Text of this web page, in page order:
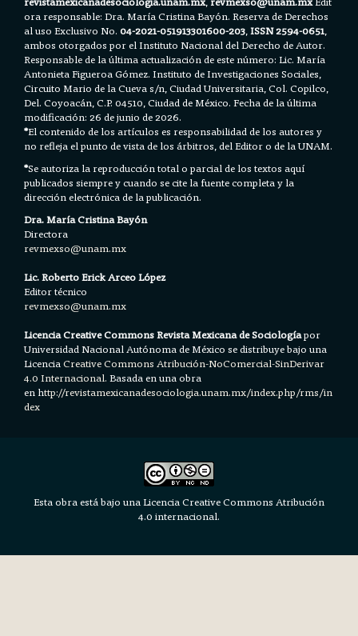
ora responsable: Dra. María Cristina Bayón. Reserva de Derechos
al uso Exclusivo No.04-2021-051913301600-203,ISSN 2594-0651,
ambos otorgados por el Instituto Nacional del Derecho de Autor.
Responsable de la última actualización de este número: Lic. María
Antonieta Figueroa Gómez. Instituto de Investigaciones Sociales,
Circuito Mario de la Cueva s/n, Ciudad Universitaria, Col. Copilco,
Del. Coyoacán, C.P. 04510, Ciudad de México. Fecha de la última
modificación: 26 de junio de 2026.
*El contenido de los artículos es responsabilidad de los autores y
no refleja el punto de vista de los árbitros, del Editor o de la UNAM.
*Se autoriza la reproducción total o parcial de los textos aquí
publicados siempre y cuando se cite la fuente completa y la
dirección electrónica de la publicación.
Dra. María Cristina Bayón
Directora
revmexso@unam.mx
Lic. Roberto Erick Arceo López
Editor técnico
revmexso@unam.mx
Licencia Creative Commons Revista Mexicana de Sociologíapor
Universidad Nacional Autónoma de México se distribuye bajo una
LicenciaCreative Commons Atribución-NoComercial-SinDerivar
4.0 Internacional.Basada en una obra
en http://revistamexicanadesociologia.unam.mx/index.php/rms/in
dex
Esta obra está bajo una Licencia Creative Commons Atribución
4.0 internacional.